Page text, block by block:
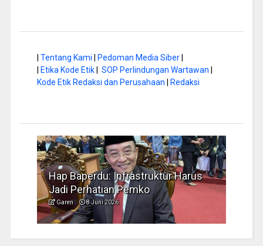
Tentang Kami Pedoman Media Siber|
Etika Kode Etik| SOP Perlindungan Wartawan
Kode Etik Redaksi dan Perusahaan
Redaksi
Hap Baperdu: Infrastruktur Harus
Jadi Perhatian Pemko
Garen 8 Juni 2026